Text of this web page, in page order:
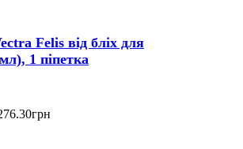
Felis від бліх для
1 піпетка
.30грн